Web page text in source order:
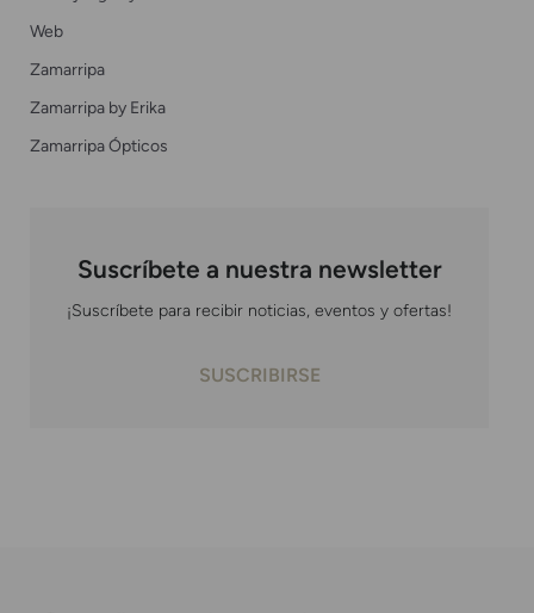
Web
Zamarripa
Zamarripa by Erika
Zamarripa Ópticos
Suscríbete a nuestra newsletter
¡Suscríbete para recibir noticias, eventos y ofertas!
SUSCRIBIRSE